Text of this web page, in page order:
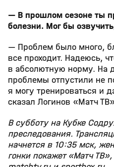
— В прошлом сезоне ты
болезни. Мог бы
— Проблем было много,
все проходит. Надеюсь,
в абсолютную норму. На
проблемы отпустили не
я могу тренироваться и
сказал Логинов «Матч
В субботу на Кубке
преследования.
начнется в 10:35 мск,
гонки покажет «Матч